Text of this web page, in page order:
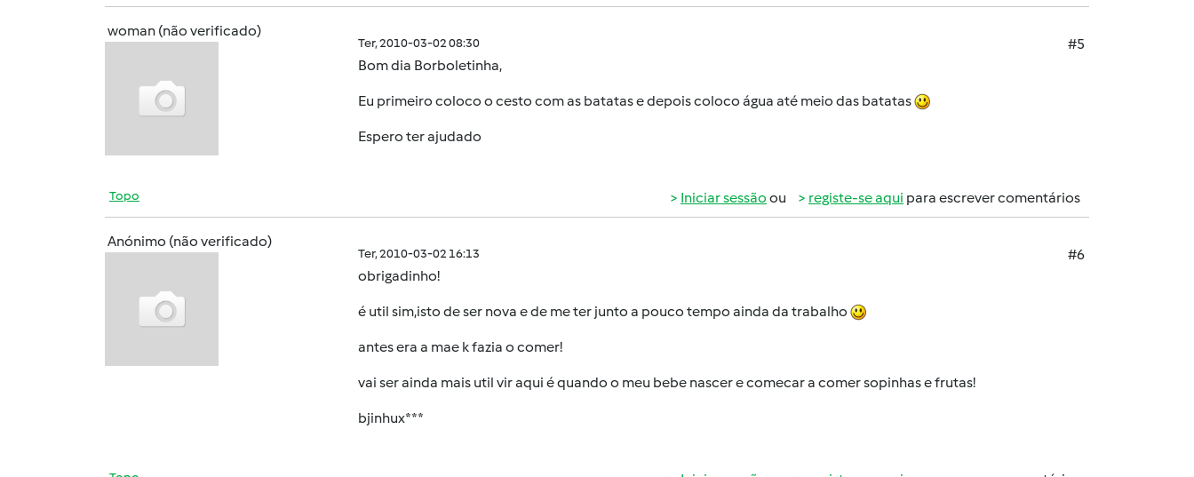
woman (não verificado)
Ter, 2010-03-02 08:30
#5
Bom dia Borboletinha,
Eu primeiro coloco o cesto com as batatas e depois coloco água até meio das batatas
Espero ter ajudado
Topo Iniciar sessão ou registe-se aqui para escrever comentários
Anónimo (não verificado)
Ter, 2010-03-02 16:13
#6
obrigadinho!
é util sim,isto de ser nova e de me ter junto a pouco tempo ainda da trabalho
antes era a mae k fazia o comer!
vai ser ainda mais util vir aqui é quando o meu bebe nascer e comecar a comer sopinhas e frutas!
bjinhux***